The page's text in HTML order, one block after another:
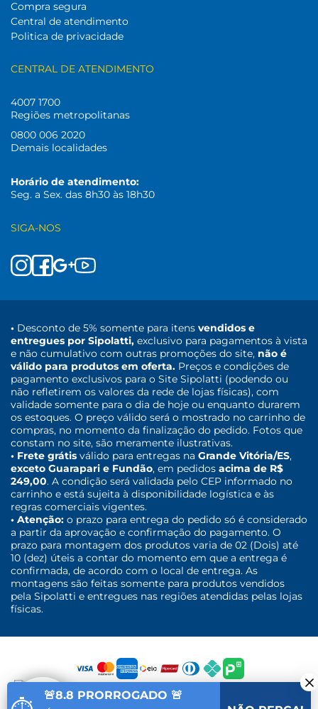
Compra segura
Central de atendimento
Politica de privacidade
CENTRAL DE ATENDIMENTO
4007 1700
Regiões metropolitanas
0800 006 2020
Demais localidades
Horário de atendimento:
Seg. a Sex. das 8h30 às 18h30
SIGA-NOS
• Desconto de 5% somente para itens vendidos e
entregues por Sipolatti, exclusivo para pagamentos à vista
e não cumulativo com outras promoções do site, não é
válido para produtos em oferta. Preços e condições de
pagamento exclusivos para o Site Sipolatti (podendo ou
não refletirem os valores da rede de lojas físicas), com
validade somente para o dia de hoje ou enquanto durarem
os estoques. O preço válido será o mostrado no carrinho de
compras, no momento da finalização do pedido. Fotos que
constam no site, são meramente ilustrativas.
• Frete grátis válido para entregas na Grande Vitória/ES,
exceto Guarapari e Fundão, em pedidos acima de R$
249,00. A condição será validada pelo CEP informado no
carrinho e está sujeita à disponibilidade logística e às
regras comerciais vigentes.
• Atenção: o prazo para entrega do pedido só é considerado
a partir da aprovação e confirmação do pagamento. O
prazo para montagem dos produtos varia de 02 (Dois) até
10 (dez) úteis a contar do momento em que a entrega é
confirmada, de acordo com o local de entrega. As
montagens são feitas somente para produtos vendidos
pela Sipolatti e entregues nas regiões atendidas pelas lojas
físicas.
🚨8.8 PRORROGADO 🚨